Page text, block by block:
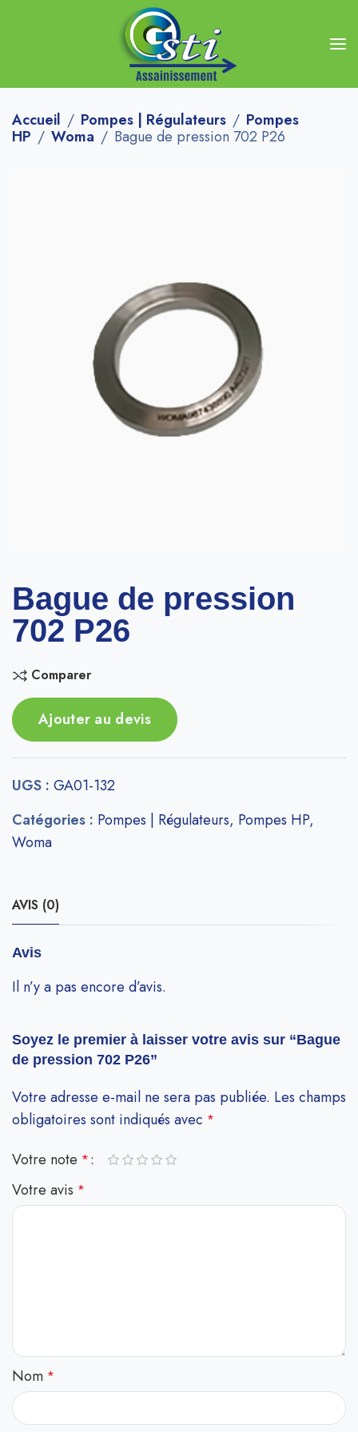
Accueil Pompes | Régulateurs
Pompes
HP
Woma Bague de pression 702 P26
Bague de pression
702 P26
Comparer
Ajouter au devis
UGS : GA01-132
Catégories : Pompes | Régulateurs, Pompes HP,
Woma
AVIS (0)
Avis
Il n’y a pas encore d’avis.
Soyez le premier à laisser votre avis sur “Bague
de pression 702 P26”
Votre adresse e-mail ne sera pas publiée. Les champs
obligatoires sont indiqués avec *
Votre note *
Votre avis *
Nom *